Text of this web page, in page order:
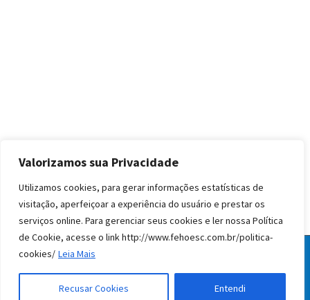
Valorizamos sua Privacidade
Utilizamos cookies, para gerar informações estatísticas de
visitação, aperfeiçoar a experiência do usuário e prestar os
serviços online. Para gerenciar seus cookies e ler nossa Política
de Cookie, acesse o link http://www.fehoesc.com.br/politica-
cookies/ Leia Mais
Recusar Cookies Entendi
© Todos os direitos reservados FEHOESC 2020